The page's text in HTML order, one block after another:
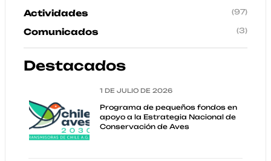
Actividades (97)
Comunicados (3)
Destacados
1 DE JULIO DE 2026
Programa de pequeños fondos en
apoyo a la Estrategia Nacional de
Conservación de Aves